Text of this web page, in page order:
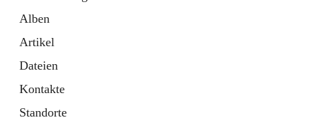
Alben
Artikel
Dateien
Kontakte
Standorte